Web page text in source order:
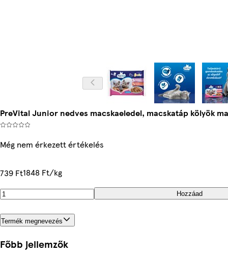
PreVital Junior nedves macskaeledel, macskatáp kölyök
Még nem érkezett értékelés
739 Ft1848 Ft/kg
Hozzáad
Termék megnevezés
Főbb jellemzők